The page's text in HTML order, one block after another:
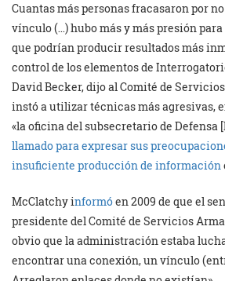
Cuantas más personas fracasaron por
vínculo (…) hubo más y más presión
que podrían producir resultados más
control de los elementos de
David Becker, dijo al Comité de
instó a utilizar técnicas más agresivas,
«la oficina del subsecretario de Defensa
llamado para expresar sus
insuficiente producción de información
McClatchy informóen 2009 de que el
presidente del Comité de Servicios
obvio que la administración estaba
encontrar una conexión, un vínculo